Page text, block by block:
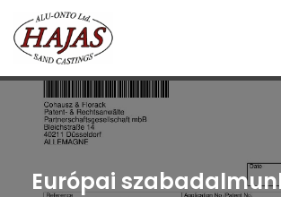
Európai